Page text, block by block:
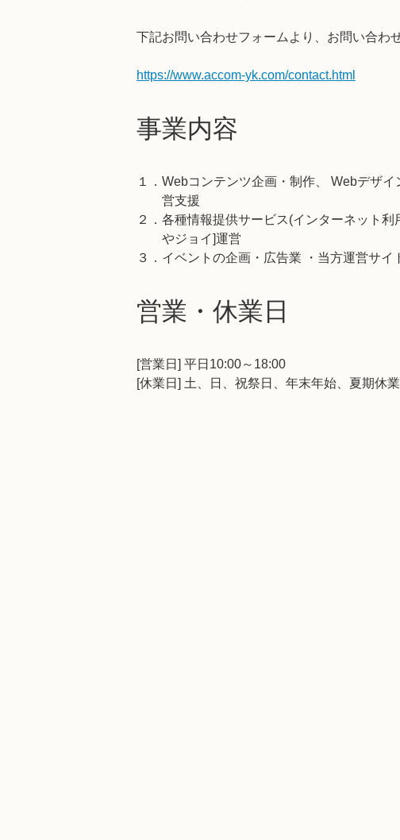
下記お問い合わせフォームより、お問い合わ
https://www.accom-yk.com/contact.html
事業内容
１．Webコンテンツ企画・制作、 Webデザ
営支援
２．各種情報提供サービス(インターネット
やジョイ]運営
３．イベントの企画・広告業 ・当方運営サ
営業・休業日
[営業日] 平日10:00～18:00
[休業日] 土、日、祝祭日、年末年始、夏期休